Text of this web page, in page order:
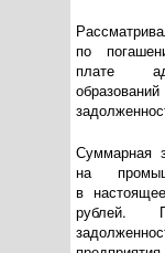
по
плате
Суммарная
на
в
рублей.